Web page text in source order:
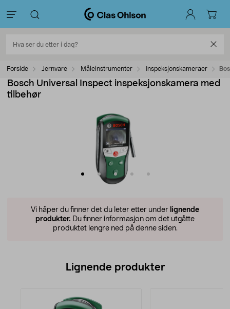
Forside Jernvare Måleinstrumenter Inspeksjonskameraer
Bosch Universal Inspect inspeksjonskamera med
tilbehør
Vi håper du finner det du leter etter under lignende
produkter. Du finner informasjon om det utgåtte
produktet lengre ned på denne siden.
Lignende produkter